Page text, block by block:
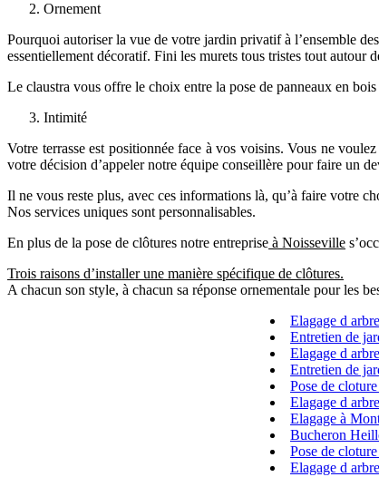
Ornement
Pourquoi autoriser la vue de votre jardin privatif à l’ensemble
essentiellement décoratif. Fini les murets tous tristes tout autour
Le claustra vous offre le choix entre la pose de panneaux en
Intimité
Votre terrasse est positionnée face à vos voisins. Vous ne
votre décision d’appeler notre équipe conseillère pour faire un
Il ne vous reste plus, avec ces informations là, qu’à faire votre
Nos services uniques sont personnalisables.
En plus de la pose de clôtures notre entreprise à Noisseville
Trois raisons d’installer une manière spécifique de clôtures.
A chacun son style, à chacun sa réponse ornementale pour les
Elagage d
Entretien de
Elagage d
Entretien de
Pose de
Elagage d
Elagage à
Bucheron
Pose de
Elagage d